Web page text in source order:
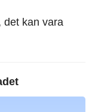
det kan vara